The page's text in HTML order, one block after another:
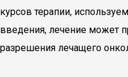
курсов терапии,
введения, лечение может
разрешения лечащего